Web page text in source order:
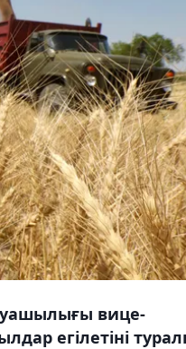
вице-
егілетіні